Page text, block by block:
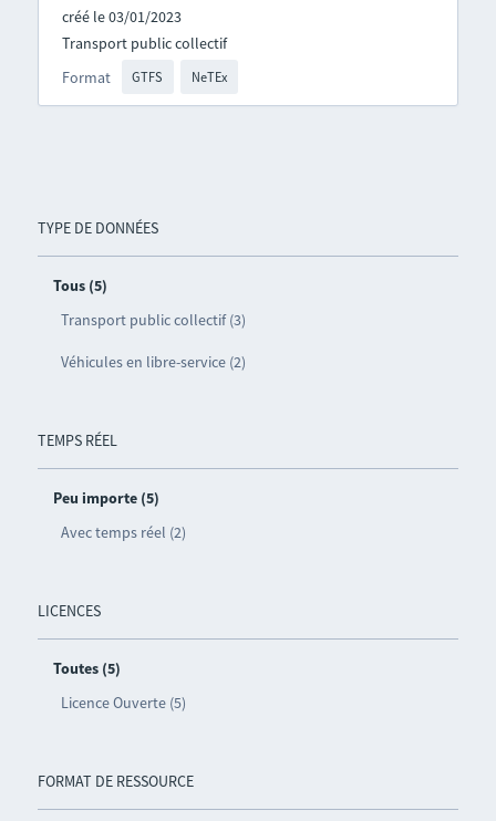
TYPE DE DONNÉES
Tous (5)
Transport public collectif (3)
Véhicules en libre-service (2)
TEMPS RÉEL
Peu importe (5)
Avec temps réel (2)
LICENCES
Toutes (5)
Licence Ouverte (5)
FORMAT DE RESSOURCE
créé le 03/01/2023
Format GTFS NeTEx
Transport public collectif